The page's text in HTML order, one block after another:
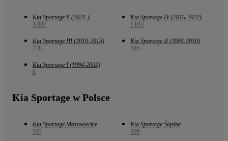
Kia Sportage V (2021-)
1 087
Kia Sportage IV (2016-2021)
1 017
Kia Sportage III (2010-2015)
778
Kia Sportage II (2004-2010)
105
Kia Sportage I (1994-2002)
6
Kia Sportage w Polsce
Kia Sportage Mazowieckie
545
Kia Sportage Śląskie
359